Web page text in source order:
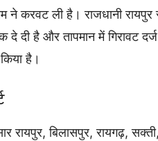
ने करवट ली है। राजधानी
दे दी है और तापमान में गिरावट
है।
रायपुर, बिलासपुर, रायगढ़,